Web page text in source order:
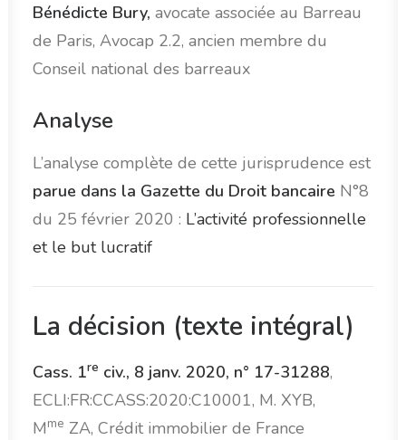
Bénédicte Bury, avocate associée au Barreau
de Paris, Avocap 2.2, ancien membre du
Conseil national des barreaux
Analyse
L’analyse complète de cette jurisprudence est
parue dans la Gazette du Droit bancaire N°8
du 25 février 2020 : L’activité professionnelle
et le but lucratif
La décision (texte intégral)
Cass. 1re civ., 8 janv. 2020, n° 17-31288,
ECLI:FR:CCASS:2020:C10001, M. XYB,
Mme ZA, Crédit immobilier de France